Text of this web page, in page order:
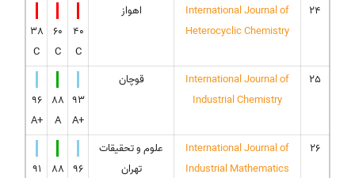
24
International Journal of
Heterocyclic Chemistry
اهواز
40
C
60
C
38
C
25
International Journal of
Industrial Chemistry
قوچان
93
A+
88
A
96
A+
26
International Journal of
Industrial Mathematics
علوم و تحقیقات
تهران
96
88
91